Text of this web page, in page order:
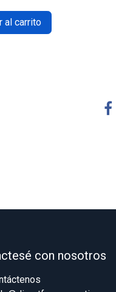
al carrito
con nosotros